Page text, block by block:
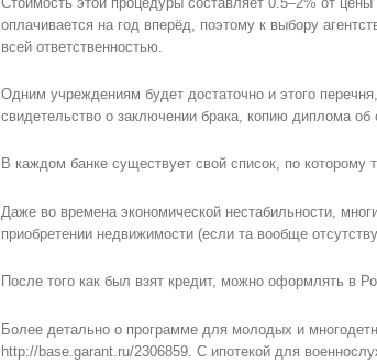
оплачивается на год вперёд, поэтому к выбору
всей ответственностью.
Одним учреждениям будет достаточно и этого
свидетельство о заключении брака, копию диплома об
В каждом банке существует свой список, по которому
Даже во времена экономической нестабильности,
приобретении недвижимости (если та вообще
После того как был взят кредит, можно оформлять в
Более детально о программе для молодых и
http://base.garant.ru/2306859. С ипотекой для